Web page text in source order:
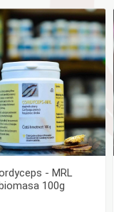
Health Link
- MRL
100g